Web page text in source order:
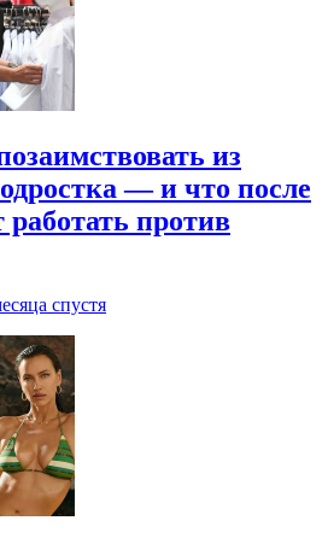
из
— и что после
работать против
спустя